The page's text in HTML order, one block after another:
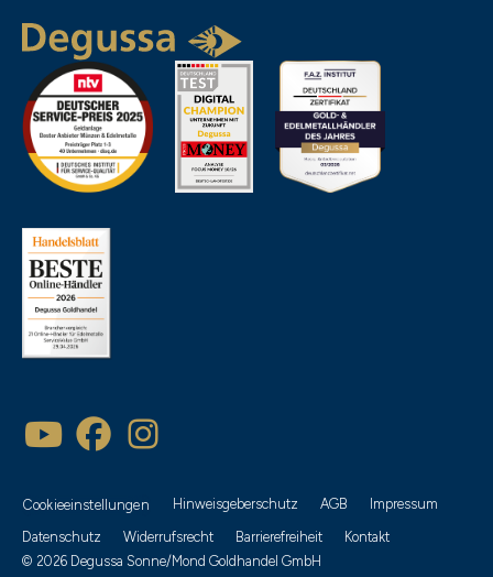
Cookieeinstellungen Hinweisgeberschutz AGB
Impressum
Datenschutz
Widerrufsrecht Barrierefreiheit
Kontakt
© 2026 Degussa Sonne/Mond Goldhandel GmbH